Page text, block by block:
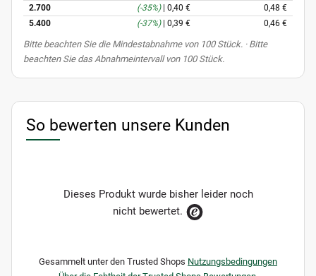
2.700
(-35%) 0,40 €
0,48 €
5.400
(-37%) 0,39 € 0,46 €
xBitte beachten Sie die Mindestabnahme von 100 Stück. · Bitte
beachten Sie das Abnahmeintervall von 100 Stück.
So bewerten unsere Kunden
Dieses Produkt wurde bisher leider noch
nicht bewertet.
Gesammelt unter den Trusted Shops Nutzungsbedingungen